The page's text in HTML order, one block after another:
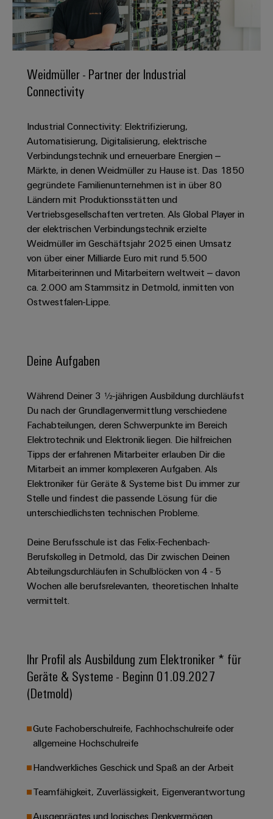
erlebbar
werden.
Datencenter
und
Produkte
für
effizient,
zuverlässig,
skalierbar
Energiespeicher
Lösungen
und
Produkte
Energiespeichersysteme
(ESS)
Energieübertragung
und
-
Sicherheit
für
Gebäudeinfrastruktur
Lösungen
für
die
spezifischen
Anforderungen
in
der
Gebäudeinfrastruktur
Innovative
Verbindungslösungen
Geräte
Konventionelle
bewährte
Energieerzeugung
Maschinenbau
Lösungen
verschiedene
Segmente
der
und
Anschlusstechnologie
DC-
u-
OS
Computing
Industrial
5G
Single
Pair
Ethernet
Schaltschrank-
und
Feldebene
Smart
Building
Smart
Metering
Weidmüller
Configurator
Workplace
Solutions
Systeme
und
Lösungen
Energiemanagement-
Lösungen
IIoT
Automation
Software
Industrial
Analytics
Industrial
Leiterplattenklemmen
Gehäusesysteme
und
komponenten
und
-
komponenten
Anschlussleitungen,
Patchkabel
und
Kabel
SPS
Systemverkabelung
&
Migrationslösungen
Verteilerboxen
Elektronik
Koppelrelais
&
Halbleiterrelais
Trennverstärker
und
Messumformer
Stromversorgungen
Elektronikgehäuse
Blitz-
und
Generatoranschlusskasten
Feldbusverteiler
Automatisierung
&
Software
Steuerungen
Fast
Delivery
Beratung
und
digitale
Planung
easyConnect
-
Ihre
Industrial
Service
Platform
Connectivity
Consulting
Weidmüller
PCB
Connector
Services
Akkreditiertes
Labor
Technischer
Support
Umweltbezogene
Produktkonformität
Technische
Produktkataloge
und
Ersatzteile
Trainings
und
Vertrieb uns
Promotionfahrzeug
Distribution
für
unsere
Partner
Vertrieb
Großhandelssuche
News
Messen
Newsletter
Kundenservice
Webshop
Preisliste
Kataloganforderung
Weidmüller
Zahlen
Fakten
Unser
Nachhaltigkeit
Weidmüller
Academy
People
&
Culture
Compliance
Weidmüller
Welt
|
Länder
Management
Informationen
und
Zertifikate
Unternehmensmeldungen
Fachpressemeldungen
Pressekontakt
Partner
IIoT
and
Partner
Netzwerk
IIoT
and
Stellen
für
Berufserfahrene
Für
Werkstudententätigkeiten
Praktika
Abschlussarbeiten
Neuanfang
für
Studienabbrecher
Offene
Stellen
für
Für
und
Schüler
Ausbildung
Duales
Studium
Schülerpraktika
Karrierewege
Offene
Ausbildungs-
und
Veranstaltungen
Aktuelle
Termine
Workshops
für
Schulklassen
Weidmüller - Partner der Industrial
Connectivity
Industrial Connectivity: Elektrifizierung,
Automatisierung, Digitalisierung, elektrische
Verbindungstechnik und erneuerbare Energien –
Märkte, in denen Weidmüller zu Hause ist. Das 1850
gegründete Familienunternehmen ist in über 80
Ländern mit Produktionsstätten und
Vertriebsgesellschaften vertreten. Als Global Player in
der elektrischen Verbindungstechnik erzielte
Weidmüller im Geschäftsjahr 2025 einen Umsatz
von über einer Milliarde Euro mit rund 5.500
Mitarbeiterinnen und Mitarbeitern weltweit – davon
ca. 2.000 am Stammsitz in Detmold, inmitten von
Ostwestfalen-Lippe.
Deine Aufgaben
Während Deiner 3 ½-jährigen Ausbildung durchläufst
Du nach der Grundlagenvermittlung verschiedene
Fachabteilungen, deren Schwerpunkte im Bereich
Elektrotechnik und Elektronik liegen. Die hilfreichen
Tipps der erfahrenen Mitarbeiter erlauben Dir die
Mitarbeit an immer komplexeren Aufgaben. Als
Elektroniker für Geräte & Systeme bist Du immer zur
Stelle und findest die passende Lösung für die
unterschiedlichsten technischen Probleme.
Deine Berufsschule ist das Felix-Fechenbach-
Berufskolleg in Detmold, das Dir zwischen Deinen
Abteilungsdurchläufen in Schulblöcken von 4 - 5
Wochen alle berufsrelevanten, theoretischen Inhalte
vermittelt.
Ihr Profil als Ausbildung zum Elektroniker * für
Geräte & Systeme - Beginn 01.09.2027
(Detmold)
Gute Fachoberschulreife, Fachhochschulreife oder
allgemeine Hochschulreife
Handwerkliches Geschick und Spaß an der Arbeit
Teamfähigkeit, Zuverlässigkeit, Eigenverantwortung
Ausgeprägtes und logisches Denkvermögen